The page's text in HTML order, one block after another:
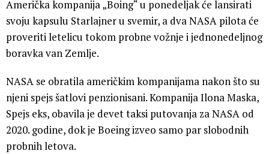
Američka kompanija „Boing“ u ponedeljak će lansirati
svoju kapsulu Starlajner u svemir, a dva NASA pilota će
proveriti letelicu tokom probne vožnje i jednonedeljnog
boravka van Zemlje.
NASA se obratila američkim kompanijama nakon što su
njeni spejs šatlovi penzionisani. Kompanija Ilona Maska,
Spejs eks, obavila je devet taksi putovanja za NASA od
2020. godine, dok je Boeing izveo samo par slobodnih
probnih letova.